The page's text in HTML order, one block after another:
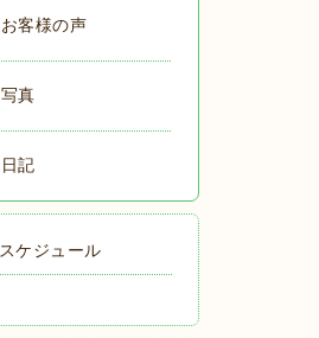
お客様の声
写真
日記
スケジュール